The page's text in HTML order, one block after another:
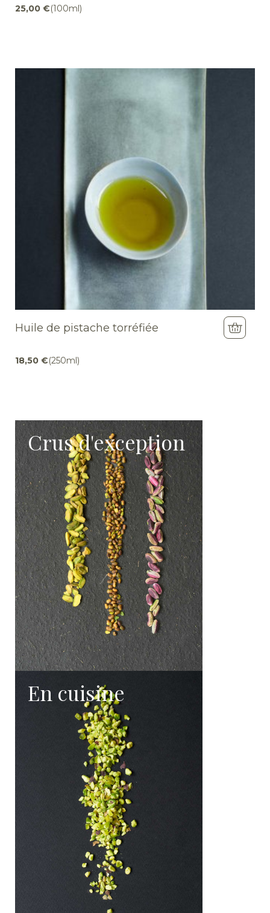
25,00 €(100ml)
Huile de pistache torréfiée
18,50 €(250ml)
Crus d'exception
En cuisine